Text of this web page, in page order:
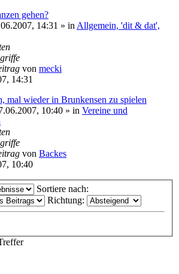
gehen?
14:31 » in Allgemein, 'dit & dat',
von mecki
14:31
mal wieder in Brunkensen zu spielen
10:40 » in Vereine und
von Backes
10:40
Sortiere nach:
Richtung: